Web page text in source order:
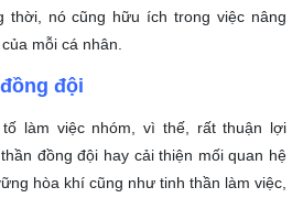
thời, nó cũng hữu ích trong việc nâng
mỗi cá nhân.
đội
tố làm việc nhóm, vì thế, rất thuận lợi
đồng đội hay cải thiện mối quan hệ
hòa khí cũng như tinh thần làm việc,